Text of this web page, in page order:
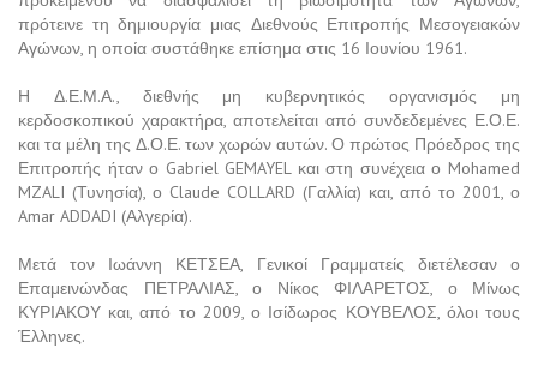
πρότεινε τη δημιουργία μιας Διεθνούς Επιτροπής Μεσογειακών
Αγώνων, η οποία συστάθηκε επίσημα στις 16 Ιουνίου 1961.
Η Δ.Ε.Μ.Α., διεθνής μη κυβερνητικός οργανισμός μη
κερδοσκοπικού χαρακτήρα, αποτελείται από συνδεδεμένες Ε.Ο.Ε.
και τα μέλη της Δ.Ο.Ε. των χωρών αυτών. Ο πρώτος Πρόεδρος της
Επιτροπής ήταν ο Gabriel GEMAYEL και στη συνέχεια ο Mohamed
MZALI (Τυνησία), ο Claude COLLARD (Γαλλία) και, από το 2001, ο
Amar ADDADI (Αλγερία).
Μετά τον Ιωάννη ΚΕΤΣΕΑ, Γενικοί Γραμματείς διετέλεσαν ο
Επαμεινώνδας ΠΕΤΡΑΛΙΑΣ, ο Νίκος ΦΙΛΑΡΕΤΟΣ, ο Μίνως
ΚΥΡΙΑΚΟΥ και, από το 2009, ο Ισίδωρος ΚΟΥΒΕΛΟΣ, όλοι τους
Έλληνες.